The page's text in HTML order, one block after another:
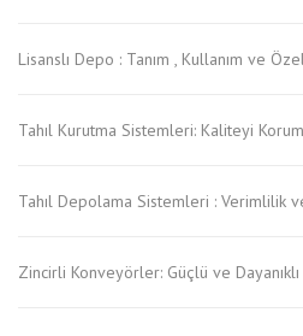
Lisanslı Depo : Tanım , Kullanım ve
Tahıl Kurutma Sistemleri: Kaliteyi
Tahıl Depolama Sistemleri : Verimlilik
Zincirli Konveyörler: Güçlü ve